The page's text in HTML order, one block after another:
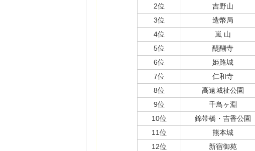
2位
吉野山
3位
造幣局
4位
嵐 山
5位
醍醐寺
6位
姫路城
7位
仁和寺
8位
高遠城祉公園
9位
千鳥ヶ淵
10位
錦帯橋・吉香公園
11位
熊本城
12位
新宿御苑